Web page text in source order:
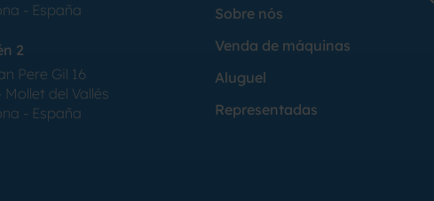
- España
2
Pere Gil 16
Mollet del Vallés
- España
Sobre nós
Venda de máquinas
Aluguel
Representadas